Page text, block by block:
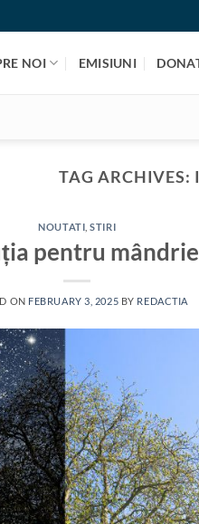
NOI EMISIUNI
TAG ARCHIVES:
NOUTATI ,STIRI
pentru mândrie
ON FEBRUARY 3, 2025 BY REDACTIA